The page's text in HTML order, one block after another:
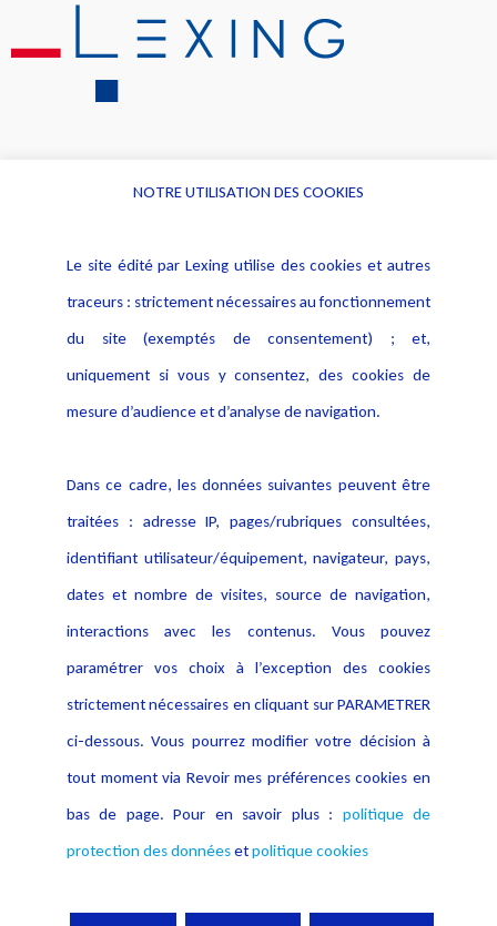
Alerte professionnelle
Déclaration d'accessibilité
Notice Légale
Politique de protection des
données
Publications
NOTRE UTILISATION DES COOKIES
Le site édité par Lexing utilise des cookies et autres
traceurs : strictement nécessaires au fonctionnement
du site (exemptés de consentement) ; et,
uniquement si vous y consentez, des cookies de
mesure d’audience et d’analyse de navigation.
Dans ce cadre, les données suivantes peuvent être
traitées : adresse IP, pages/rubriques consultées,
identifiant utilisateur/équipement, navigateur, pays,
dates et nombre de visites, source de navigation,
interactions avec les contenus. Vous pouvez
paramétrer vos choix à l’exception des cookies
strictement nécessaires en cliquant sur PARAMETRER
ci-dessous. Vous pourrez modifier votre décision à
tout moment via Revoir mes préférences cookies en
bas de page. Pour en savoir plus : politique de
protection des donnéesetpolitique cookies